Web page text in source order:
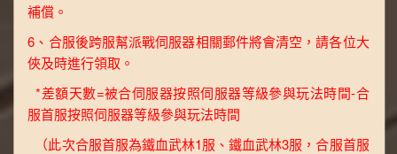
補償。
6、合服後跨服幫派戰伺服器相關郵件將會清空，請各位大
俠及時進行領取。
*差額天數=被合伺服器按照伺服器等級參與玩法時間-合
服首服按照伺服器等級參與玩法時間
（此次合服首服為鐵血武林1服、鐵血武林3服，合服首服